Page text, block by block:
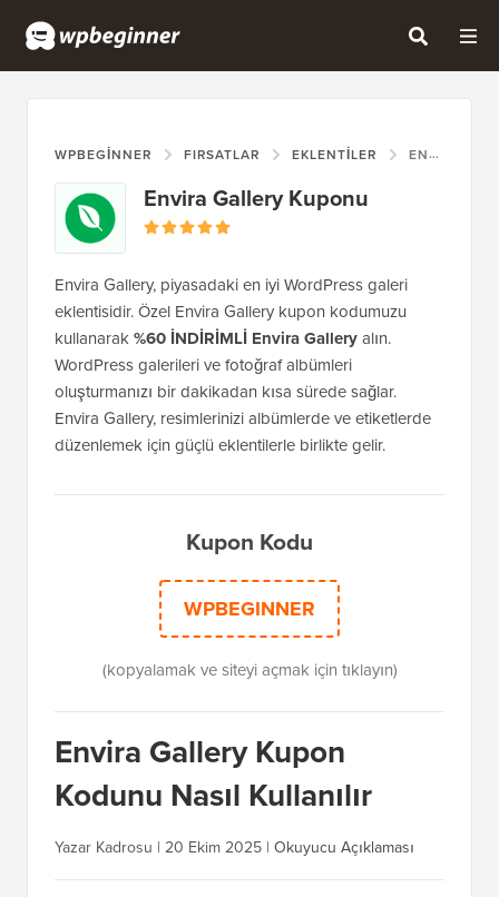
WPBEGINNER FIRSATLAR EKLENTILER ENVIRA GALLERY KUPONU
Envira Gallery Kuponu
Envira Gallery, piyasadaki en iyi WordPress galeri
eklentisidir. Özel Envira Gallery kupon kodumuzu
kullanarak%60 İNDİRİMLİ Envira Galleryalın.
WordPress galerileri ve fotoğraf albümleri
oluşturmanızı bir dakikadan kısa sürede sağlar.
Envira Gallery, resimlerinizi albümlerde ve etiketlerde
düzenlemek için güçlü eklentilerle birlikte gelir.
Kupon Kodu
WPBEGINNER
(kopyalamak ve siteyi açmak için tıklayın)
Envira Gallery Kupon
Kodunu Nasıl Kullanılır
Yazar Kadrosu | 20 Ekim 2025 | Okuyucu Açıklaması